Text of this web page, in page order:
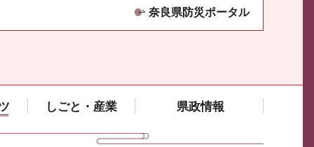
奈良県防災ポータル
しごと・産業 県政情報